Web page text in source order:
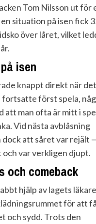
Tom Nilsson ut för
situation på isen fick
över låret, vilket
isen
knappt direkt när det
först spela,
att man ofta är mitt i
Vid nästa avblåsning
dock att såret var rejält
och var verkligen djupt.
och comeback
hjälp av lagets
för att
och sydd. Trots den